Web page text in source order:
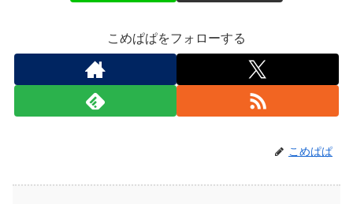
こめぱぱをフォローする
こめぱぱ